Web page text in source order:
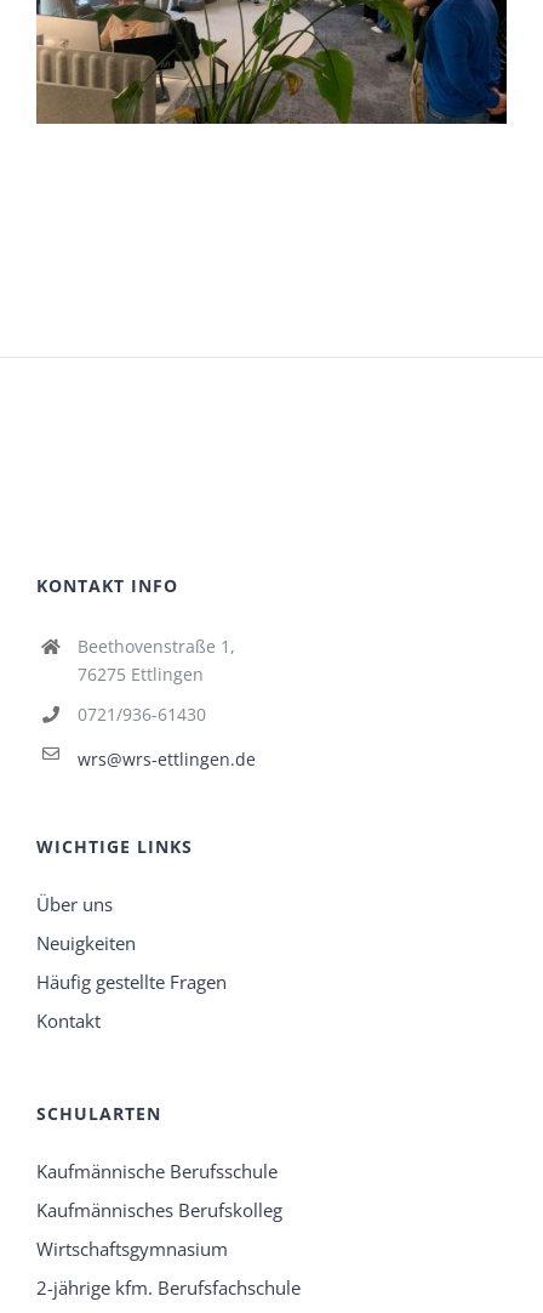
KONTAKT INFO
Beethovenstraße 1,
76275 Ettlingen
0721/936-61430
wrs@wrs-ettlingen.de
WICHTIGE LINKS
Über uns
Neuigkeiten
Häufig gestellte Fragen
Kontakt
SCHULARTEN
Kaufmännische Berufsschule
Kaufmännisches Berufskolleg
Wirtschaftsgymnasium
2-jährige kfm. Berufsfachschule